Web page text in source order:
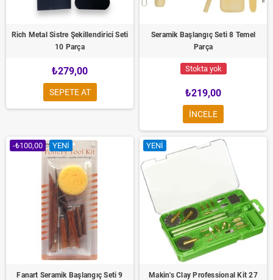
Rich Metal Sistre Şekillendirici Seti
10 Parça
₺279,00
SEPETE AT
Seramik Başlangıç Seti 8 Temel
Parça
Stokta yok
₺219,00
INCELE
-₺100,00 YENI
Fanart Seramik Başlangıç Seti 9
YENI
Makin's Clay Professional Kit 27